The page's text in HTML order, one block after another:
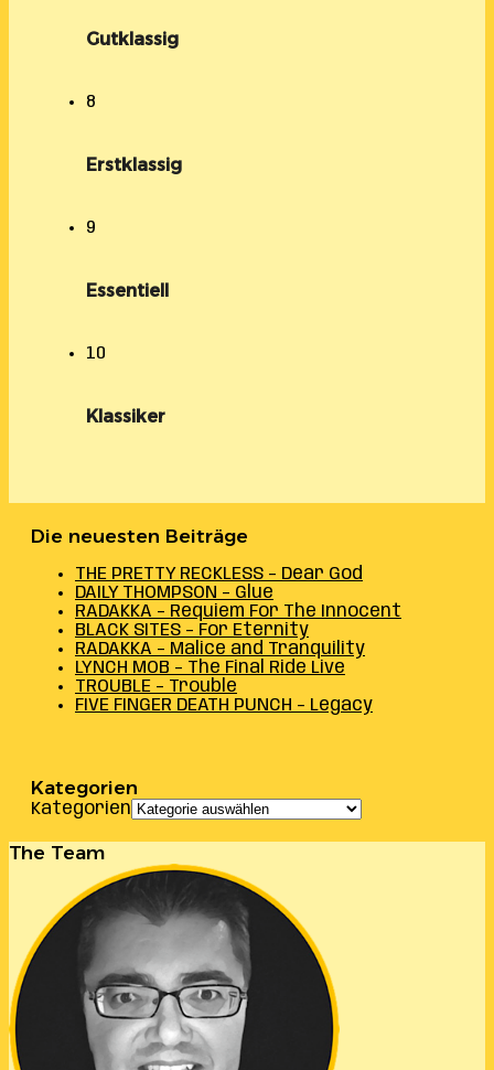
Gutklassig
8
Erstklassig
9
Essentiell
10
Klassiker
Die neuesten Beiträge
THE PRETTY RECKLESS – Dear God
DAILY THOMPSON – Glue
RADAKKA – Requiem For The Innocent
BLACK SITES – For Eternity
RADAKKA – Malice and Tranquility
LYNCH MOB – The Final Ride Live
TROUBLE – Trouble
FIVE FINGER DEATH PUNCH – Legacy
Kategorien
Kategorien
The Team